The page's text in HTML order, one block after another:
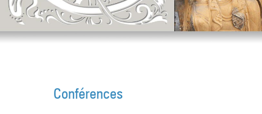
Conférences